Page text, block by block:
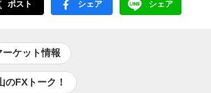
ポスト facebook
シェア LINE
シェア
ーケット情報
のFXトーク！